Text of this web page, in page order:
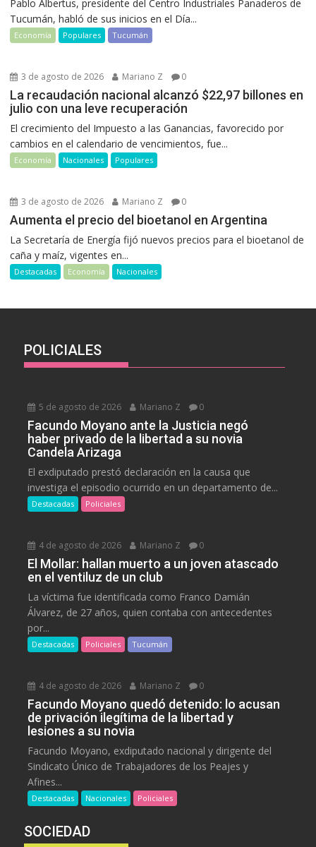
Pablo Albertus, presidente del Centro Industriales Panaderos de
Tucumán, habló de sus inicios en el Día...
Economía Populares Tucumán
3 de agosto de 2026 Mariano Z 0
La recaudación nacional alcanzó $22,97 billones en
julio con una leve recuperación
El crecimiento del Impuesto a las Ganancias, favorecido por
cambios en el calendario de vencimientos, fue...
Economía Nacionales Populares
3 de agosto de 2026 Mariano Z 0
Aumenta el precio del bioetanol en Argentina
La Secretaría de Energía fijó nuevos precios para el bioetanol de
caña y maíz, vigentes en...
Destacadas Economía Nacionales
POLICIALES
5 de agosto de 2026 Mariano Z 0
Facundo Moyano ante la Justicia negó
haber privado de la libertad a su novia
Candela Arizaga
El exdiputado prestó declaración en la causa que
investiga el episodio ocurrido en un departamento de...
Destacadas Policiales
4 de agosto de 2026 Mariano Z 0
El Mollar: hallan muerto a un joven atascado
en el ventiluz de un club
La víctima fue identificada como Franco Damián
Álvarez, de 27 años, quien contaba con antecedentes
por...
Destacadas Policiales Tucumán
4 de agosto de 2026 Mariano Z 0
Facundo Moyano quedó detenido: lo acusan
de privación ilegítima de la libertad y
lesiones a su novia
Facundo Moyano, exdiputado nacional y dirigente del
Sindicato Único de Trabajadores de los Peajes y
Afines...
Destacadas Nacionales Policiales
SOCIEDAD